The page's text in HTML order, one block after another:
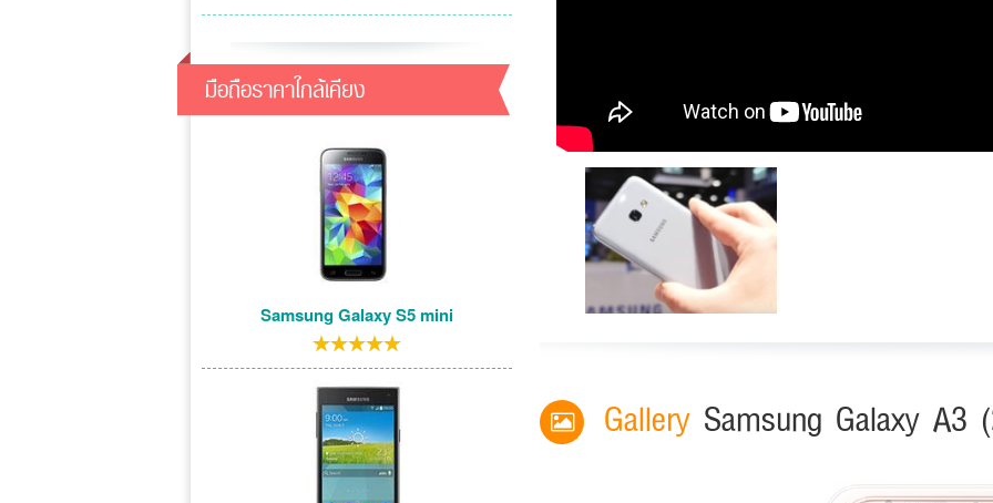
Gallery Samsung Galaxy A3
มือถือราคาใกล้เคียง
Samsung Galaxy S5 mini